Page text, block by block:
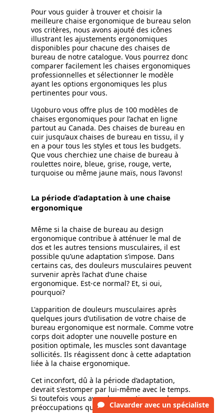
Pour vous guider à trouver et choisir la
meilleure chaise ergonomique de bureau selon
vos critères, nous avons ajouté des icônes
illustrant les ajustements ergonomiques
disponibles pour chacune des chaises de
bureau de notre catalogue. Vous pourrez donc
comparer facilement les chaises ergonomiques
professionnelles et sélectionner le modèle
ayant les options ergonomiques les plus
pertinentes pour vous.
Ugoburo vous offre plus de 100 modèles de
chaises ergonomiques pour l’achat en ligne
partout au Canada. Des chaises de bureau en
cuir jusqu’aux chaises de bureau en tissu, il y
en a pour tous les styles et tous les budgets.
Que vous cherchiez une chaise de bureau à
roulettes noire, bleue, grise, rouge, verte,
turquoise ou même jaune maïs, nous l’avons!
La période d’adaptation à une chaise
ergonomique
Même si la chaise de bureau au design
ergonomique contribue à atténuer le mal de
dos et les autres tensions musculaires, il est
possible qu’une adaptation s’impose. Dans
certains cas, des douleurs musculaires peuvent
survenir après l’achat d’une chaise
ergonomique. Est-ce normal? Et, si oui,
pourquoi?
L'apparition de douleurs musculaires après
quelques jours d’utilisation de votre chaise de
bureau ergonomique est normale. Comme votre
corps doit adopter une nouvelle posture en
position optimale, les muscles sont davantage
sollicités. Ils réagissent donc à cette adaptation
liée à la chaise ergonomique.
Cet inconfort, dû à la période d’adaptation,
devrait s'estomper par lui-même avec le temps.
Si toutefois vous avez des questions ou des
préoccupations quant aux douleurs ressenties,
Clavarder avec un spécialiste